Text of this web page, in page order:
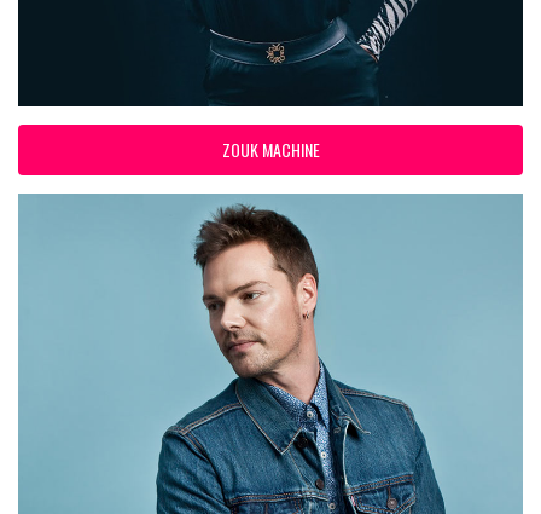
ZOUK MACHINE